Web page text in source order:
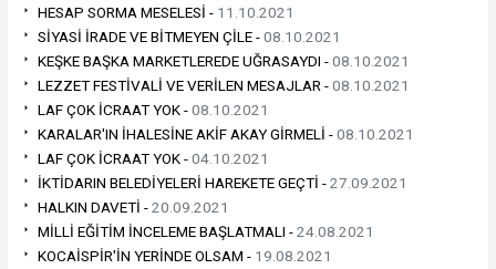
HESAP SORMA MESELESİ - 11.10.2021
SİYASİ İRADE VE BİTMEYEN ÇİLE -08.10.2021
KEŞKE BAŞKA MARKETLEREDE UĞRASAYDI -08.10.2021
LEZZET FESTİVALİ VE VERİLEN MESAJLAR -08.10.2021
LAF ÇOK İCRAAT YOK -08.10.2021
KARALAR'IN İHALESİNE AKİF AKAY GİRMELİ -08.10.2021
LAF ÇOK İCRAAT YOK -04.10.2021
İKTİDARIN BELEDİYELERİ HAREKETE GEÇTİ -27.09.2021
HALKIN DAVETİ -20.09.2021
MİLLİ EĞİTİM İNCELEME BAŞLATMALI -24.08.2021
KOCAİSPİR'İN YERİNDE OLSAM - 19.08.2021